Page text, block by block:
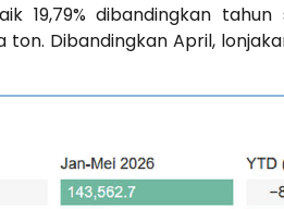
19,79% dibandingkan tahun
Dibandingkan April,